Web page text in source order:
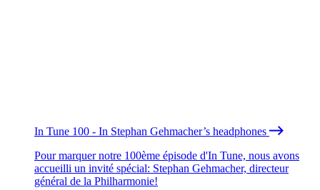
In Tune 100 - In Stephan Gehmacher’s headphones
Pour marquer notre 100ème épisode d'In Tune, nous avons
accueilli un invité spécial: Stephan Gehmacher, directeur
général de la Philharmonie!